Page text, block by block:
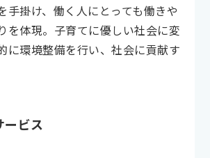
手掛け、働く人にとっても働きや
を体現。子育てに優しい社会に変
に環境整備を行い、社会に貢献す
ービス